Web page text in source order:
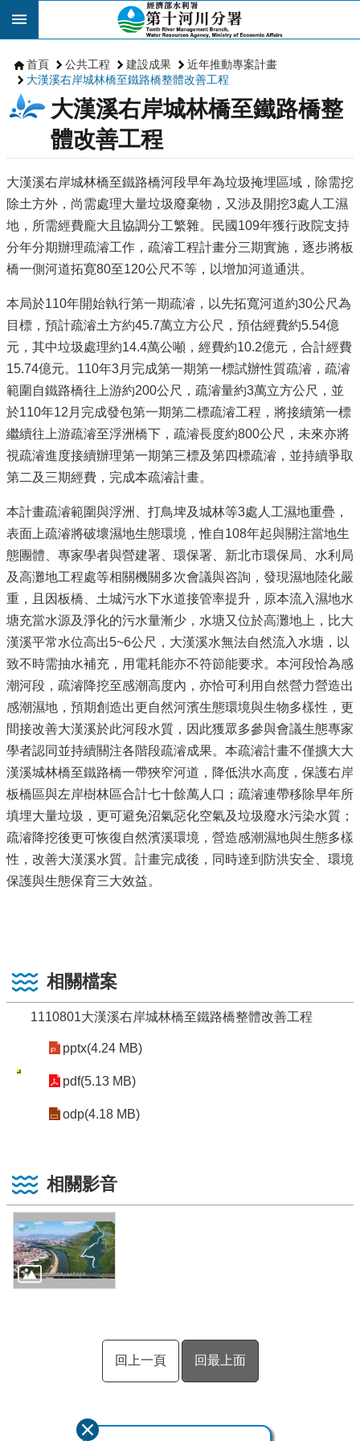
跳到主要內容區塊
首頁 公共工程 建設成果
近年推動專案計畫
大漢溪右岸城林橋至鐵路橋整體改善工程
大漢溪右岸城林橋至鐵路橋整
體改善工程
大漢溪右岸城林橋至鐵路橋河段早年為垃圾掩埋區域，除需挖
除土方外，尚需處理大量垃圾廢棄物，又涉及開挖3處人工濕
地，所需經費龐大且協調分工繁雜。民國109年獲行政院支持
分年分期辦理疏濬工作，疏濬工程計畫分三期實施，逐步將板
橋一側河道拓寛80至120公尺不等，以增加河道通洪。
本局於110年開始執行第一期疏濬，以先拓寬河道約30公尺為
目標，預計疏濬土方約45.7萬立方公尺，預估經費約5.54億
元，其中垃圾處理約14.4萬公噸，經費約10.2億元，合計經費
15.74億元。110年3月完成第一期第一標試辦性質疏濬，疏濬
範圍自鐵路橋往上游約200公尺，疏濬量約3萬立方公尺，並
於110年12月完成發包第一期第二標疏濬工程，將接續第一標
繼續往上游疏濬至浮洲橋下，疏濬長度約800公尺，未來亦將
視疏濬進度接續辦理第一期第三標及第四標疏濬，並持續爭取
第二及三期經費，完成本疏濬計畫。
本計畫疏濬範圍與浮洲、打鳥埤及城林等3處人工濕地重疊，
表面上疏濬將破壞濕地生態環境，惟自108年起與關注當地生
態團體、專家學者與營建署、環保署、新北市環保局、水利局
及高灘地工程處等相關機關多次會議與咨詢，發現濕地陸化嚴
重，且因板橋、土城污水下水道接管率提升，原本流入濕地水
塘充當水源及淨化的污水量漸少，水塘又位於高灘地上，比大
漢溪平常水位高出5~6公尺，大漢溪水無法自然流入水塘，以
致不時需抽水補充，用電耗能亦不符節能要求。本河段恰為感
潮河段，疏濬降挖至感潮高度內，亦恰可利用自然營力營造出
感潮濕地，預期創造出更自然河濱生態環境與生物多樣性，更
間接改善大漢溪於此河段水質，因此獲眾多參與會議生態專家
學者認同並持續關注各階段疏濬成果。本疏濬計畫不僅擴大大
漢溪城林橋至鐵路橋一帶狹窄河道，降低洪水高度，保護右岸
板橋區與左岸樹林區合計七十餘萬人口；疏濬連帶移除早年所
填埋大量垃圾，更可避免沼氣惡化空氣及垃圾廢水污染水質；
疏濬降挖後更可恢復自然濱溪環境，營造感潮濕地與生態多樣
性，改善大漢溪水質。計畫完成後，同時達到防洪安全、環境
保護與生態保育三大效益。
相關檔案
1110801大漢溪右岸城林橋至鐵路橋整體改善工程
pptx(4.24 MB)
pdf(5.13 MB)
odp(4.18 MB)
相關影音
回上一頁 回最上面